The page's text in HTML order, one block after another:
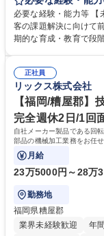
発想力でお客様の課題解決に向き
体的に捉え、課題解決
提案ができる自由度の
発想で提案が可能です
製品開発から取り組むケースもござい
け設備機器・部品の
必要な経験・能力等 【
客の課題解決に向けて
期的な育成・教育で段階的に成長が可能
erviews/oneday/
める文化があり、社内
次の1手に対するアド
れる環境が整っています。 学歴・資格 学歴：大学院 大学 高
資格：第一種運転免許
正社員
リックス株式会社
【福岡/糟屋郡
完全週休2日/1回
自社メーカー製品である回
部品の機械加工業務をお任
やコストダウンを担う重要
月給
23万5000円～28万
勤務地
福岡県糟屋郡
業界未経験歓迎
年